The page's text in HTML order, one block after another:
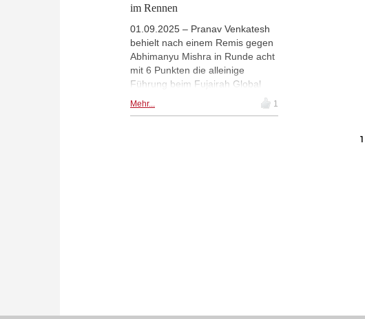
im Rennen
01.09.2025 – Pranav Venkatesh
behielt nach einem Remis gegen
Abhimanyu Mishra in Runde acht
mit 6 Punkten die alleinige
Führung beim Fujairah Global
siegreiche Spieler rückten auf
Mehr... 1
1